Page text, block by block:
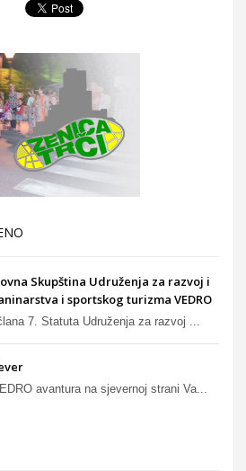
Skupština Udruženja za razvoj i
i sportskog turizma VEDRO
7. Statuta Udruženja za razvoj ...
avantura na sjevernoj strani Va...